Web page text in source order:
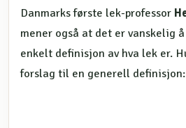
Danmarks første lek-professor
mener også at det er vanskelig
enkelt definisjon av hva lek er.
forslag til en generell definisjon: